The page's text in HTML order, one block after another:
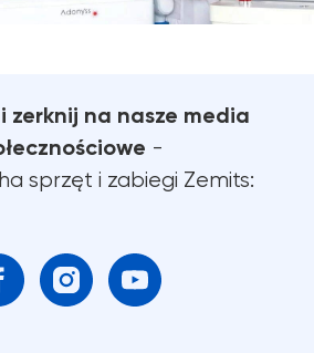
zerknij na nasze media
-
sprzęt i zabiegi Zemits: